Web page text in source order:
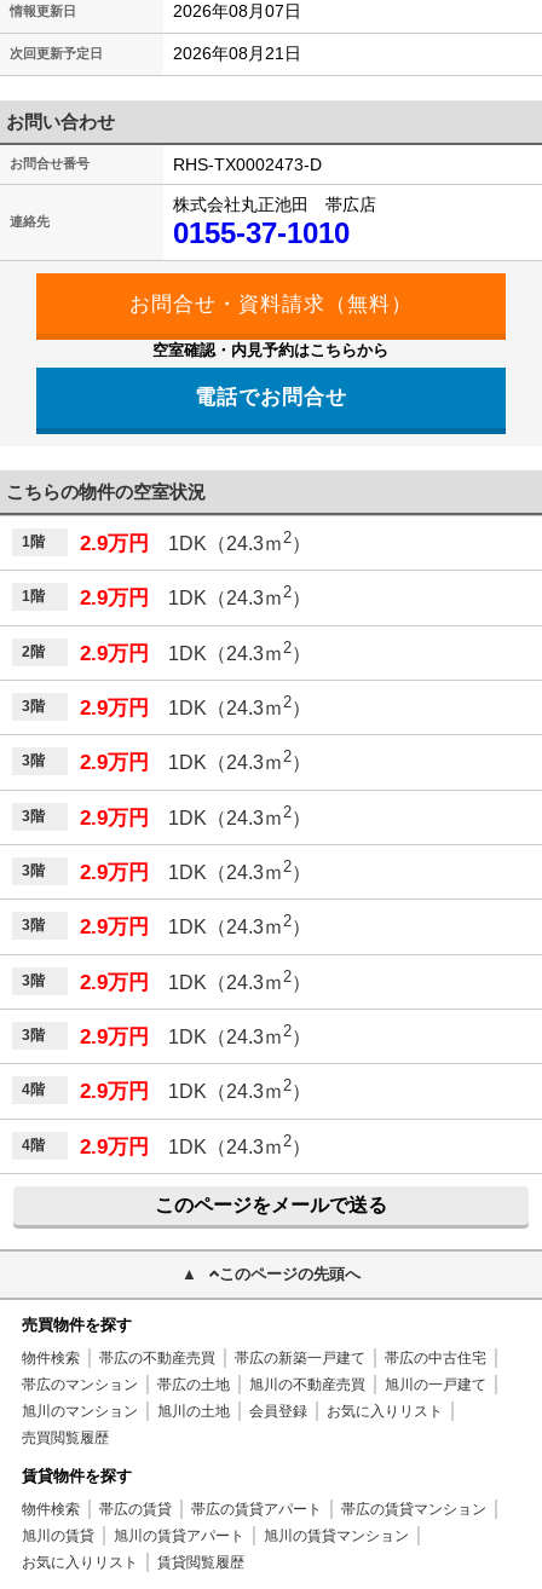
情報更新日 2026年08月07日
次回更新予定日 2026年08月21日
お問い合わせ
お問合せ番号 RHS-TX0002473-D
連絡先
株式会社丸正池田 帯広店
0155-37-1010
空室確認・内見予約はこちらから
電話でお問合せ
こちらの物件の空室状況
1階 2.9万円 1DK（24.3ｍ2）
1階 2.9万円 1DK（24.3ｍ2）
2階 2.9万円 1DK（24.3ｍ 2）
3階 2.9万円 1DK（24.3ｍ 2）
3階 2.9万円 1DK（24.3ｍ2）
3階 2.9万円 1DK（24.3ｍ 2）
3階 2.9万円 1DK（24.3ｍ 2）
3階 2.9万円 1DK（24.3ｍ2）
3階 2.9万円 1DK（24.3ｍ 2）
3階 2.9万円 1DK（24.3ｍ 2）
4階 2.9万円 1DK（24.3ｍ2）
4階 2.9万円 1DK（24.3ｍ 2）
このページをメールで送る
このページの先頭へ
売買物件を探す
物件検索 帯広の不動産売買 帯広の新築一戸建て
帯広の中古住宅
帯広のマンション
帯広の土地 旭川の不動産売買
旭川の一戸建て
旭川のマンション
旭川の土地 会員登録
お気に入りリスト
売買閲覧履歴
賃貸物件を探す
物件検索 帯広の賃貸 帯広の賃貸アパート
帯広の賃貸マンション
旭川の賃貸
旭川の賃貸アパート
旭川の賃貸マンション
お気に入りリスト
賃貸閲覧履歴